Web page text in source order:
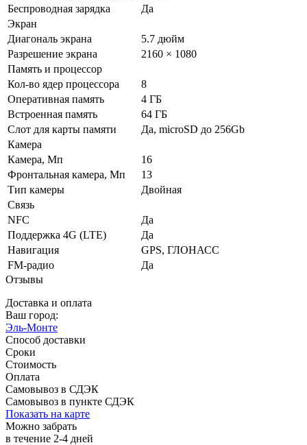
Беспроводная зарядка
Да
Экран
Диагональ экрана
5.7 дюйм
Разрешение экрана
2160 × 1080
Память и процессор
Кол-во ядер процессора
8
Оперативная память
4 ГБ
Встроенная память
64 ГБ
Слот для карты памяти
Да, microSD до 256Gb
Камера
Камера, Мп
16
Фронтальная камера, Мп
13
Тип камеры
Двойная
Связь
NFC
Да
Поддержка 4G (LTE)
Да
Навигация
GPS, ГЛОНАСС
FM-радио
Да
Отзывы
Доставка и оплата
Ваш город:
Эль-Монте
Способ доставки
Сроки
Стоимость
Оплата
Самовывоз в СДЭК
Самовывоз в пункте СДЭК
Показать на карте
Можно забрать
в течение 2-4 дней